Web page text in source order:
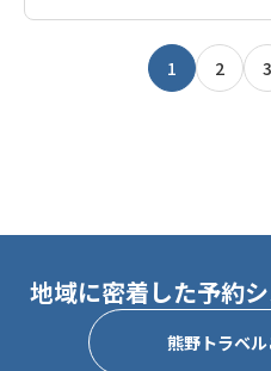
1 2 3
地域に密着した予約
熊野トラベ